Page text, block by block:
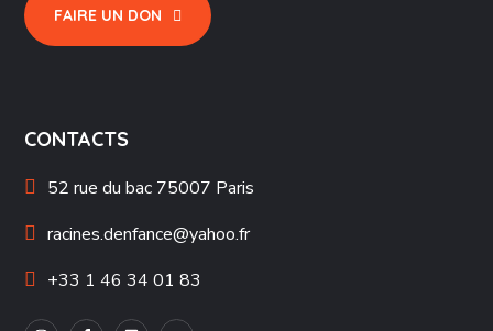
FAIRE UN DON
CONTACTS
52 rue du bac 75007 Paris
racines.denfance@yahoo.fr
+33 1 46 34 01 83